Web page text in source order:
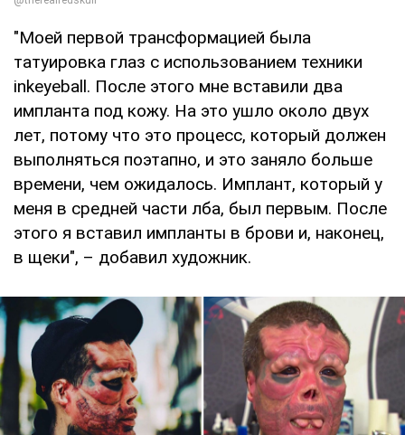
"Моей первой трансформацией была
татуировка глаз с использованием техники
inkeyeball. После этого мне вставили два
импланта под кожу. На это ушло около двух
лет, потому что это процесс, который должен
выполняться поэтапно, и это заняло больше
времени, чем ожидалось. Имплант, который у
меня в средней части лба, был первым. После
этого я вставил импланты в брови и, наконец,
в щеки", – добавил художник.